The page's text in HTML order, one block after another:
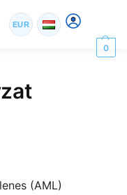
0
EUR
(AML)